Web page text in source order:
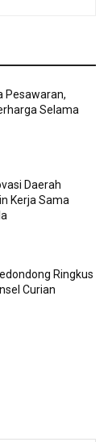
Pesawaran,
Selama
Daerah
Kerja Sama
Ringkus
Curian